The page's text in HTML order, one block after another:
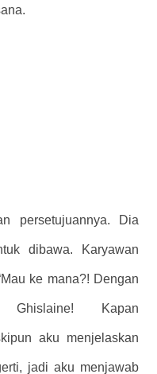
persetujuannya. Dia
dibawa. Karyawan
ke mana?! Dengan
Kapan
aku menjelaskan
jadi aku menjawab